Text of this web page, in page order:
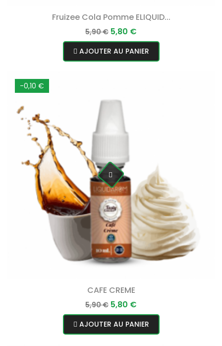
Fruizee Cola Pomme ELIQUID...
Prix
normal
5,90 € Prix
5,80 €
AJOUTER AU PANIER
-0,10 €
CAFE CREME
Prix
normal
5,90 € Prix
5,80 €
AJOUTER AU PANIER